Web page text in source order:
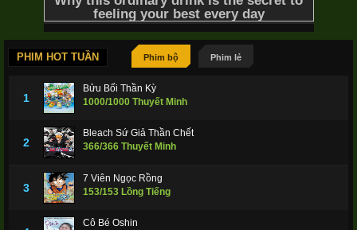
PHIM HOT TUẦN Phim bộ Phim lẻ
1
Bửu Bối Thần Kỳ
1000/1000 Thuyết Minh
2
Bleach Sứ Giả Thần Chết
366/366 Thuyết Minh
3
7 Viên Ngọc Rồng
153/153 Lồng Tiếng
Cô Bé Oshin